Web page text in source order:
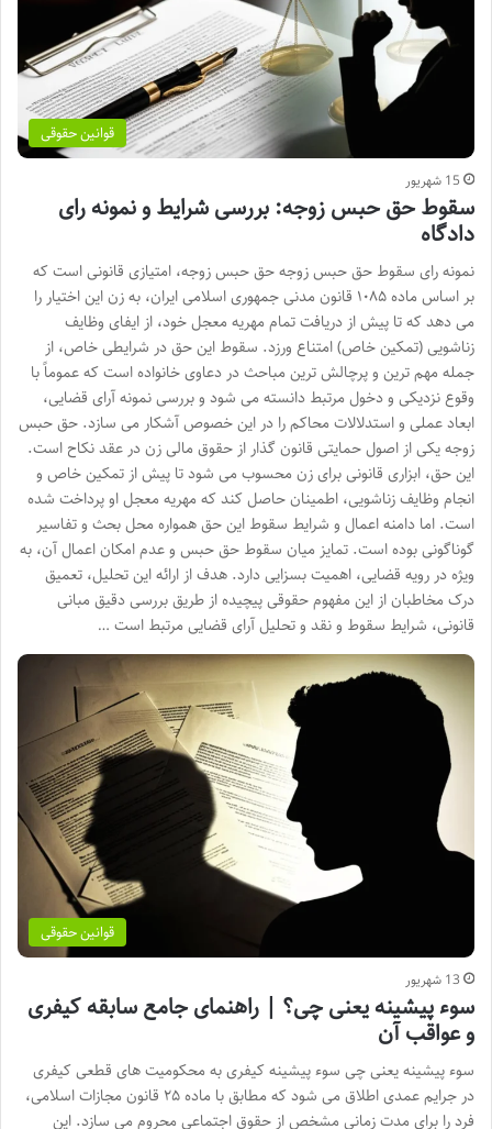
قوانین حقوقی
15 شهریور
سقوط حق حبس زوجه: بررسی شرایط و نمونه رای
دادگاه
نمونه رای سقوط حق حبس زوجه حق حبس زوجه، امتیازی قانونی است که
بر اساس ماده ۱۰۸۵ قانون مدنی جمهوری اسلامی ایران، به زن این اختیار را
می دهد که تا پیش از دریافت تمام مهریه معجل خود، از ایفای وظایف
زناشویی (تمکین خاص) امتناع ورزد. سقوط این حق در شرایطی خاص، از
جمله مهم ترین و پرچالش ترین مباحث در دعاوی خانواده است که عموماً با
وقوع نزدیکی و دخول مرتبط دانسته می شود و بررسی نمونه آرای قضایی،
ابعاد عملی و استدلالات محاکم را در این خصوص آشکار می سازد. حق حبس
زوجه یکی از اصول حمایتی قانون گذار از حقوق مالی زن در عقد نکاح است.
این حق، ابزاری قانونی برای زن محسوب می شود تا پیش از تمکین خاص و
انجام وظایف زناشویی، اطمینان حاصل کند که مهریه معجل او پرداخت شده
است. اما دامنه اعمال و شرایط سقوط این حق همواره محل بحث و تفاسیر
گوناگونی بوده است. تمایز میان سقوط حق حبس و عدم امکان اعمال آن، به
ویژه در رویه قضایی، اهمیت بسزایی دارد. هدف از ارائه این تحلیل، تعمیق
درک مخاطبان از این مفهوم حقوقی پیچیده از طریق بررسی دقیق مبانی
قانونی، شرایط سقوط و نقد و تحلیل آرای قضایی مرتبط است …
قوانین حقوقی
13 شهریور
سوء پیشینه یعنی چی؟ | راهنمای جامع سابقه کیفری
و عواقب آن
سوء پیشینه یعنی چی سوء پیشینه کیفری به محکومیت های قطعی کیفری
در جرایم عمدی اطلاق می شود که مطابق با ماده ۲۵ قانون مجازات اسلامی،
فرد را برای مدت زمانی مشخص از حقوق اجتماعی محروم می سازد. این